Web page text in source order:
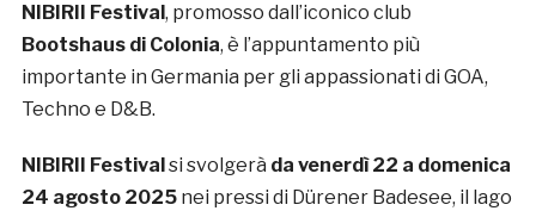
NIBIRII Festival , promosso dall’iconico club
Bootshaus di Colonia, è l’appuntamento più
importante in Germania per gli appassionati di GOA,
Techno e D&B.
NIBIRII Festival si svolgerà da venerdì 22 a domenica
24 agosto 2025nei pressi di Dürener Badesee, il lago